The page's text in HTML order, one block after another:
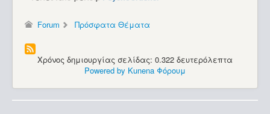
Forum Πρόσφατα Θέματα
Χρόνος δημιουργίας σελίδας: 0.322 δευτερόλεπτα
Powered by Kunena Φόρουμ